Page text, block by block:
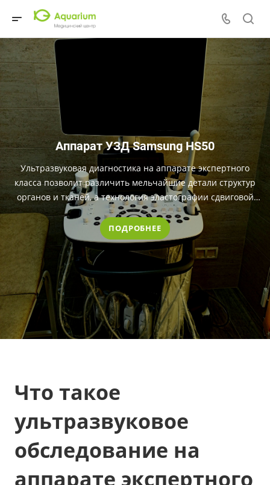
Аппарат УЗД Samsung HS50
Ультразвуковая диагностика на аппарате экспертного
класса позволит различить мельчайшие детали структур
органов и тканей, а технология эластографии сдвиговой
волной позволит выявить патологию быстро и без разреза
или прокола
ПОДРОБНЕЕ
Что такое
ультразвуковое
обследование на
аппарате экспертного